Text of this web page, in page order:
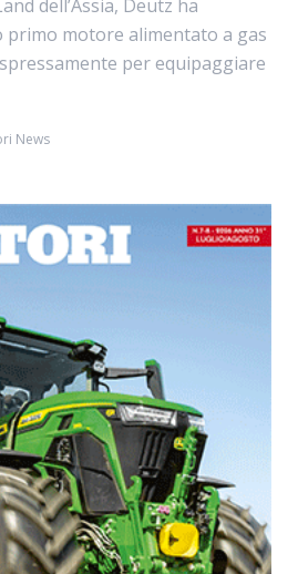
dell’Assia, Deutz ha
motore alimentato a gas
per equipaggiare
News